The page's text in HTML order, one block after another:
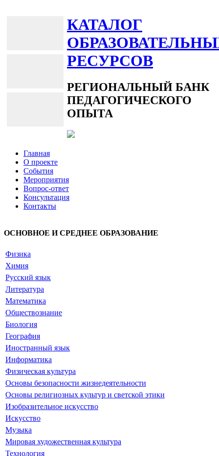
КАТАЛОГ
РЕСУРСОВ
РЕГИОНАЛЬНЫЙ БАНК
ПЕДАГОГИЧЕСКОГО
ОПЫТА
Главная
О проекте
События
Мероприятия
Вопрос-ответ
Консультация
Контакты
ОСНОВНОЕ И СРЕДНЕЕ ОБРАЗОВАНИЕ
Физика
Химия
Русский язык
Литература
Математика
Обществознание
Биология
География
Иностранный язык
Информатика
Физическая культура
Основы безопасности жизнедеятельности
Основы религиозных культур и светской этики
Изобразительное искусство
Искусство
Музыка
Мировая художественная культура
Технология